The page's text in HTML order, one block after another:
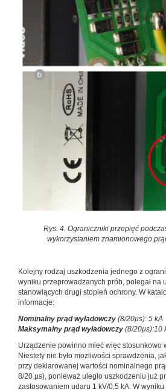
Rys. 4. Ograniczniki przepięć
wykorzystaniem znamionowego
Kolejny rodzaj uszkodzenia jednego z
wyniku przeprowadzanych prób, polegał na
stanowiących drugi stopień ochrony. W
informacje:
Nominalny prąd wyładowczy (8/20µs): 5 kA
Maksymalny prąd wyładowczy (8/20µs):10
Urządzenie powinno mieć więc stosunkowo
Niestety nie było możliwości sprawdzenia,
przy deklarowanej wartości nominalnego
8/20 µs), ponieważ uległo uszkodzeniu już
zastosowaniem udaru 1 kV/0,5 kA. W